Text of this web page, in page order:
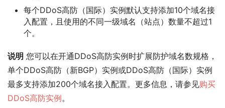
每个DDoS高防（国际）实例默认支持添加10个域名接
入配置，且使用的不同一级域名（站点）数量不超过1
个。
说明 您可以在开通DDoS高防实例时扩展防护域名数规格，
单个DDoS高防（新BGP）实例或DDoS高防（国际）实例
最多支持添加200个域名接入配置。更多信息，请参见购买
DDoS高防实例。